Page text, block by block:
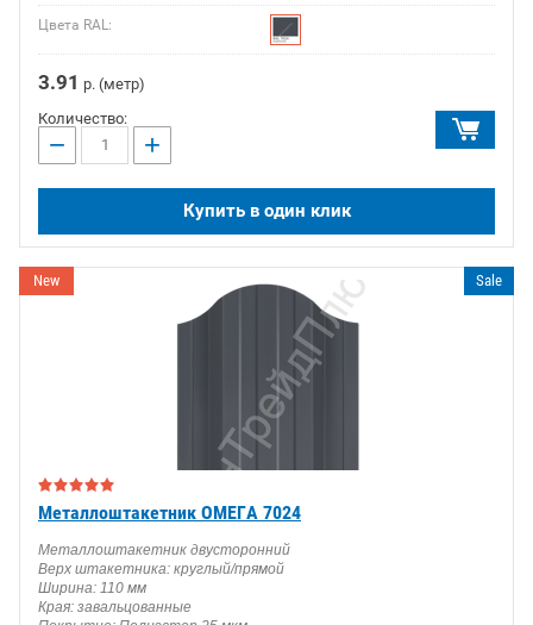
Цвета RAL:
3.91 р. (метр)
Количество:
− +
Купить в один клик
New Sale
Металлоштакетник ОМЕГА 7024
Металлоштакетник двусторонний
Верх штакетника: круглый/прямой
Ширина: 110 мм
Края: завальцованные